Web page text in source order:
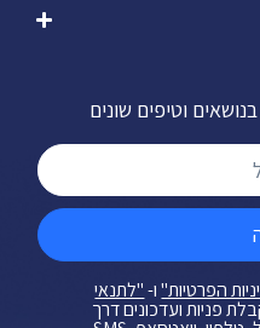
וטיפים שונים
הפרטיות"ו-"לתנאי
פניות ועדכונים דרך